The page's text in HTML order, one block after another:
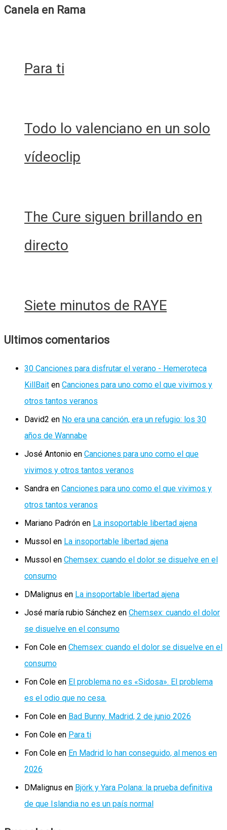
/
Canela en Rama
Para ti
Todo lo valenciano en un solo
vídeoclip
The Cure siguen brillando en
directo
Siete minutos de RAYE
Ultimos comentarios
30 Canciones para disfrutar el verano - Hemeroteca
KillBait en Canciones para uno como el que vivimos y
otros tantos veranos
David2 en No era una canción, era un refugio: los 30
años de Wannabe
José Antonio en Canciones para uno como el que
vivimos y otros tantos veranos
Sandra en Canciones para uno como el que vivimos y
otros tantos veranos
Mariano Padrón en La insoportable libertad ajena
Mussol en La insoportable libertad ajena
Mussol en Chemsex: cuando el dolor se disuelve en el
consumo
DMalignus en La insoportable libertad ajena
José maría rubio Sánchez en Chemsex: cuando el dolor
se disuelve en el consumo
Fon Cole en Chemsex: cuando el dolor se disuelve en el
consumo
Fon Cole en El problema no es «Sidosa». El problema
es el odio que no cesa.
Fon Cole en Bad Bunny. Madrid, 2 de junio 2026
Fon Cole en Para ti
Fon Cole en En Madrid lo han conseguido, al menos en
2026
DMalignus en Björk y Yara Polana: la prueba definitiva
de que Islandia no es un país normal